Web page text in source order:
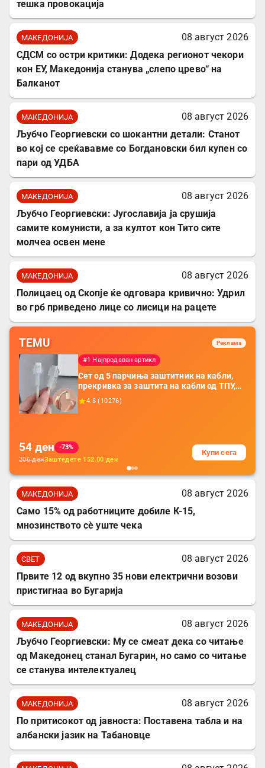
тешка провокација
МАКЕДОНИЈА
08 август 2026
СДСМ со остри критики: Додека регионот чекори
кон ЕУ, Македонија станува „слепо црево“ на
Балканот
МАКЕДОНИЈА
08 август 2026
Љубчо Георгиевски со шокантни детали: Станот
во кој се среќававме со Богдановски бил купен со
пари од УДБА
МАКЕДОНИЈА
08 август 2026
Љубчо Георгиевски: Југославија ја срушија
самите комунисти, а за култот кон Тито сите
молчеа освен мене
МАКЕДОНИЈА
08 август 2026
Полицаец од Скопје ќе одговара кривично: Удрил
во грб приведено лице со лисици на рацете
TEMU Реклама
#1 Најпродаван артикл
Сет од 5 парчиња заштитник на кабли,
прекривка за заштита на кабли од ТПУ,
додатоци за заштита на кабли, без
батерија, за мобилни телефони, комплет
4.8 ( 10276)
54 ден
-73%
206денЗаштедете 152.00 ден
Купи сега
МАКЕДОНИЈА
08 август 2026
Само 15% од работниците добиле К-15,
мнозинството сè уште чека
СВЕТ
08 август 2026
Првите 12 од вкупно 35 нови електрични возови
пристигнаа во Бугарија
МАКЕДОНИЈА
08 август 2026
Љубчо Георгиевски: Му се смеат дека со читање
од Македонец станал Бугарин, но само со читање
се станува интелектуалец
МАКЕДОНИЈА
08 август 2026
По притисокот од јавноста: Поставена табла и на
албански јазик на Табановце